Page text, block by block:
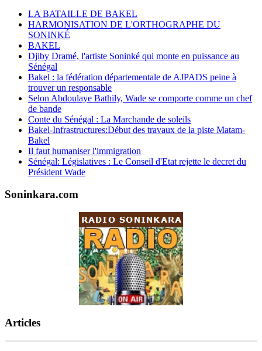
LA BATAILLE DE BAKEL
HARMONISATION DE L'ORTHOGRAPHE DU
SONINKÉ
BAKEL
Djiby Dramé, l'artiste Soninké qui monte en puissance au
Sénégal
Bakel : la fédération départementale de AJPADS peine à
trouver un responsable
Selon Abdoulaye Bathily, Wade se comporte comme un chef
de bande
Conte du Sénégal : La Marchande de soleils
Bakel-Infrastructures:Début des travaux de la piste Matam-
Bakel
Il faut humaniser l'immigration
Sénégal: Législatives : Le Conseil d'Etat rejette le decret du
Président Wade
Soninkara.com
Articles